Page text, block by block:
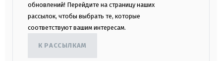
обновлений! Перейдите на страницу наших
рассылок, чтобы выбрать те, которые
соответствуют вашим интересам.
К РАССЫЛКАМ